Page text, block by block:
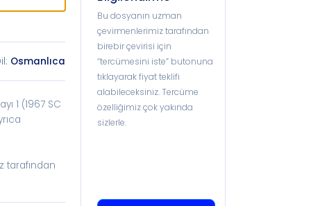
Osmanlıca
1 (1967 SC
tarafından
Bu dosyanın uzman
çevirmenlerimiz tarafından
birebir çevirisi için
“tercümesini iste” butonuna
tıklayarak fiyat teklifi
alabileceksiniz. Tercüme
özelliğimiz çok yakında
sizlerle.